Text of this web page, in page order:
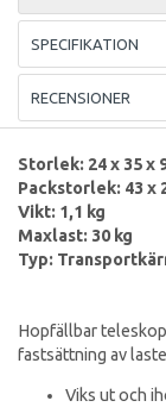
SPECIFIKATION
RECENSIONER
Storlek: 24 x 35 x
Packstorlek: 43 x
Vikt: 1,1 kg
Maxlast: 30 kg
Typ:
Hopfällbar
fastsättning av
Viks ut och